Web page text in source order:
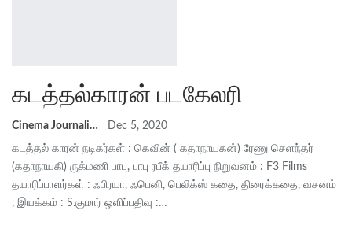
கடத்தல்காரன் பட‌கேலரி
Cinema Journalist Union Dec 5, 2020
கடத்தல் காரன் நடிகர்கள் : கெவின் ( கதாநாயகன்) ரேணு செளந்தர்
(கதாநாயகி) ருக்மணி பாபு, பாபு ரபீக் தயாரிப்பு நிறுவனம் : F3 Films
தயாரிப்பாளர்கள் : ஃபிரயா, ஃபெனி, பெலிக்ஸ் கதை, திரைக்கதை, வசனம்
, இயக்கம் : S.குமார் ஒளிப்பதிவு :…